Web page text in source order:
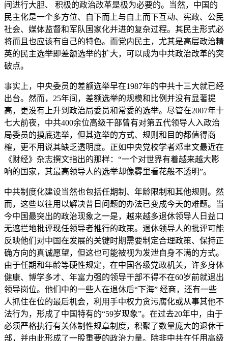
间进行大胆、 积极的政治改革是极为必要的。当然，中国的
民主化是一个多方位、自下而上与自上而下互动、宪政、公民
社会、媒体监督和军队国家化并进的复杂过程。其民主形式必
将而且也应该有自己的特色。而党内民主，尤其是高层政治精
英的民主选举即差额选举的扩大，可以成为中共政治改革的突
破点。
事实上，中央委员的差额选举早在1987年的中共十三大就已经
出台。然而，25年间，差额选举的规模和比例并没有显著提
高，更没有上升到政治局委员和常委的选举。尽管在2007年十
七大前夜，中共400余位高级干部曾有对第五代领导人入政治
局委员的摸底选举，但其选举的方式、规则和目的都值得商
榷，更不用说其缺乏透明度。正如中央党校学者邓聿文最近在
《财经》杂志撰文指出的那样：“一个对世界有着越来越大影
响的国家，其最高领导人的选举却像雾里看花般不透明”。
中共制度化建设当然也包括任期制、年龄限制和其他规则。然
而，这些以往用以解决昔日问题的办法已变成今天的难题。当
今中国最突出的政治现象之一是，越来越多退休领导人日益口
无遮拦地批评现任领导者推行的政策。退休领导人的批评可能
反映他们对中国在发展的关键时期需要制定合理政策、保持正
确方向的真诚愿望，但这也可能被视为发泄自身不满的方式。
由于任期和年龄等硬性规定，在中国各级党政机关，许多身体
健康、博学多才、年富力强的领导干部不得不在60岁前就退出
领导岗位。他们中的一些人在退休后“下海” 经商，还有一些
人抓住在位的最后机会，利用手中权力贪污腐化或从事其他不
法行为，形成了中国特有的“59岁现象”。在过去20年中，由于
必须严格执行有关体制性规章制度，积聚了数量庞大的退休干
部，并由此形成了一股重要的政治力量。除非中共在任用高级